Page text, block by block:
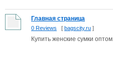
Главная страница
0 Reviews [ bagscity.ru ]
Купить женские сумки